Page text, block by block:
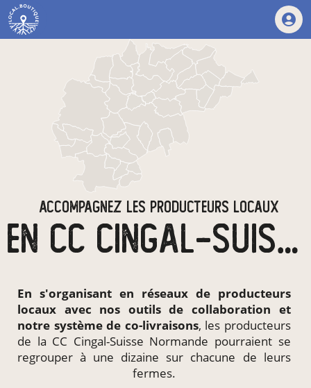
ACCOMPAGNEZ LES PRODUCTEURS LOCAUX
EN CC CINGAL-SUISSE NORMANDE
En s'organisant en réseaux de producteurs
locaux avec nos outils de collaboration et
notre système de co-livraisons, les producteurs
de la CC Cingal-Suisse Normande pourraient se
regrouper à une dizaine sur chacune de leurs
fermes.